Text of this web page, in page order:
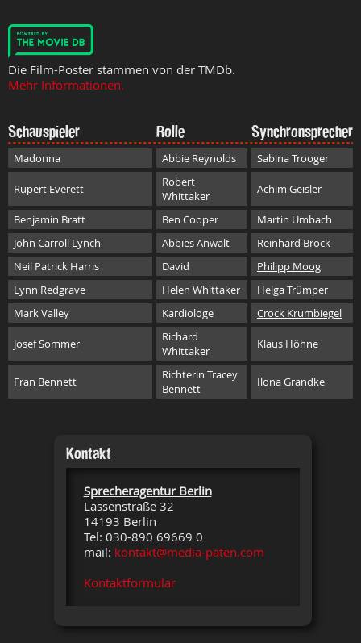
Die Film-Poster stammen von der TMDb.
Mehr Informationen.
Schauspieler Rolle Synchronsprecher
Madonna Abbie Reynolds Sabina Trooger
Rupert Everett
Robert
Whittaker
Achim Geisler
Benjamin Bratt Ben Cooper
Martin Umbach
John Carroll Lynch
Abbies Anwalt
Reinhard Brock
Neil Patrick Harris
David
Philipp Moog
Lynn Redgrave
Helen Whittaker
Helga Trümper
Mark Valley
Kardiologe Crock Krumbiegel
Josef Sommer
Richard
Whittaker
Klaus Höhne
Fran Bennett
Richterin Tracey
Bennett
Ilona Grandke
Kontakt
Sprecheragentur Berlin
Lassenstraße 32
14193 Berlin
Tel: 030-890 69669 0
mail: kontakt@media-paten.com
Kontaktformular